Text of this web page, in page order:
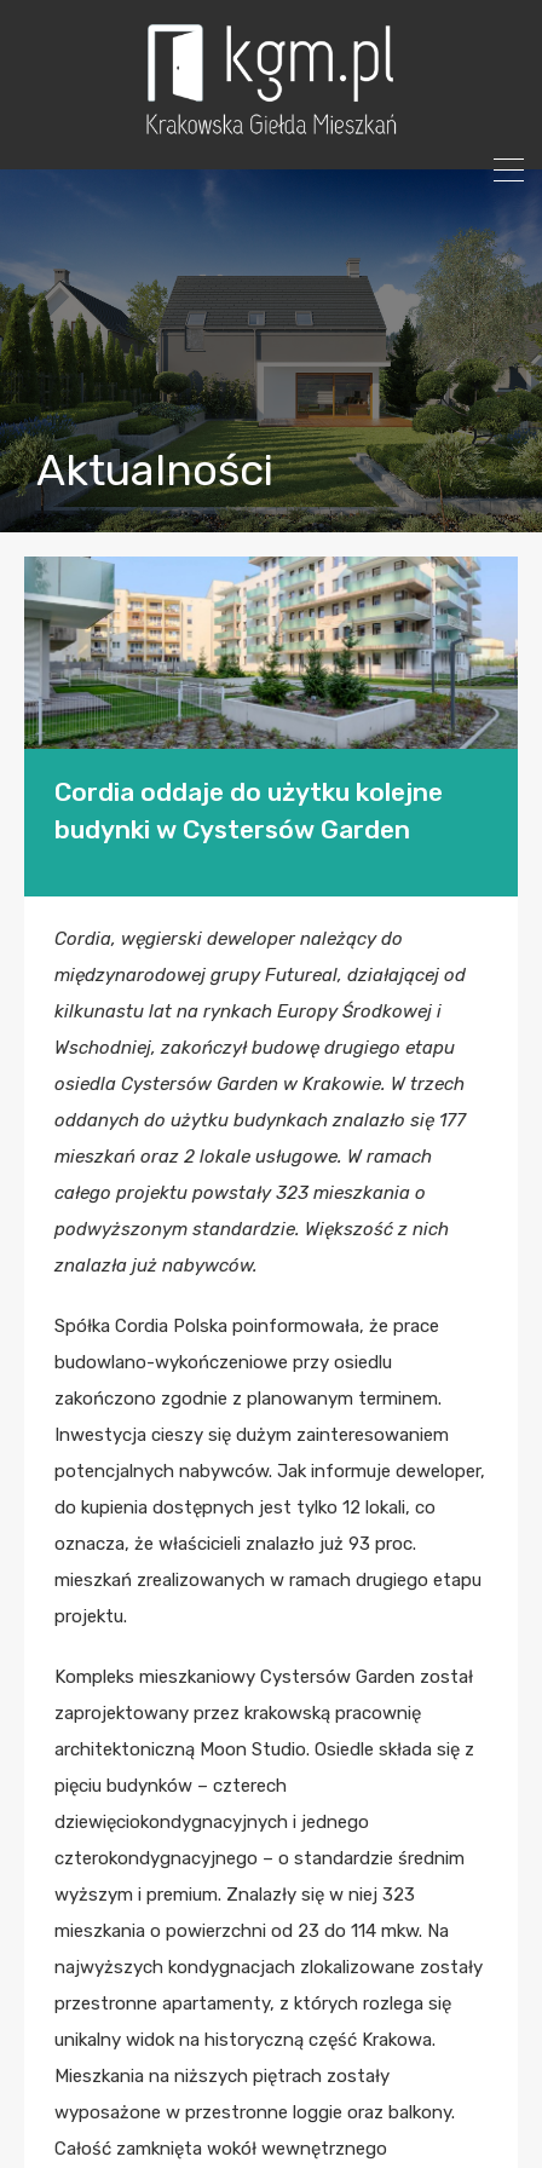
Aktualności
Cordia oddaje do użytku kolejne
budynki w Cystersów Garden
Cordia, węgierski deweloper należący do
międzynarodowej grupy Futureal, działającej od
kilkunastu lat na rynkach Europy Środkowej i
Wschodniej, zakończył budowę drugiego etapu
osiedla Cystersów Garden w Krakowie. W trzech
oddanych do użytku budynkach znalazło się 177
mieszkań oraz 2 lokale usługowe. W ramach
całego projektu powstały 323 mieszkania o
podwyższonym standardzie. Większość z nich
znalazła już nabywców.
Spółka Cordia Polska poinformowała, że prace
budowlano-wykończeniowe przy osiedlu
zakończono zgodnie z planowanym terminem.
Inwestycja cieszy się dużym zainteresowaniem
potencjalnych nabywców. Jak informuje deweloper,
do kupienia dostępnych jest tylko 12 lokali, co
oznacza, że właścicieli znalazło już 93 proc.
mieszkań zrealizowanych w ramach drugiego etapu
projektu.
Kompleks mieszkaniowy Cystersów Garden został
zaprojektowany przez krakowską pracownię
architektoniczną Moon Studio. Osiedle składa się z
pięciu budynków – czterech
dziewięciokondygnacyjnych i jednego
czterokondygnacyjnego – o standardzie średnim
wyższym i premium. Znalazły się w niej 323
mieszkania o powierzchni od 23 do 114 mkw. Na
najwyższych kondygnacjach zlokalizowane zostały
przestronne apartamenty, z których rozlega się
unikalny widok na historyczną część Krakowa.
Mieszkania na niższych piętrach zostały
wyposażone w przestronne loggie oraz balkony.
Całość zamknięta wokół wewnętrznego